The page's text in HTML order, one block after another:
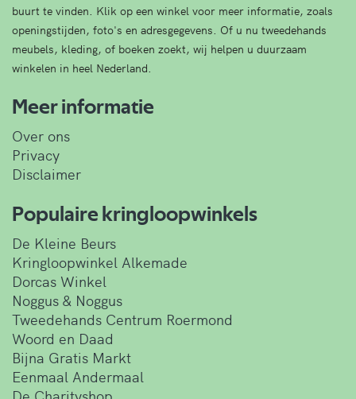
buurt te vinden. Klik op een winkel voor meer informatie, zoals
openingstijden, foto's en adresgegevens. Of u nu tweedehands
meubels, kleding, of boeken zoekt, wij helpen u duurzaam
winkelen in heel Nederland.
Meer informatie
Over ons
Privacy
Disclaimer
Populaire kringloopwinkels
De Kleine Beurs
Kringloopwinkel Alkemade
Dorcas Winkel
Noggus & Noggus
Tweedehands Centrum Roermond
Woord en Daad
Bijna Gratis Markt
Eenmaal Andermaal